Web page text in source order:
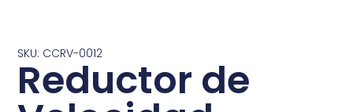
SKU: CCRV-0012
Reductor de